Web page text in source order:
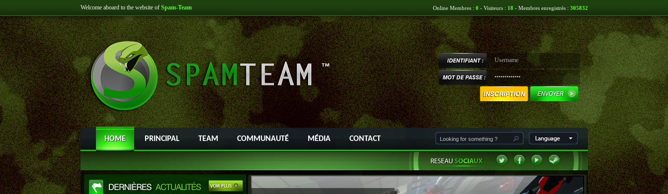
Welcome aboard to the website of Spam-Team Online Membres : 0 - Visiteurs : 18 - Membres enregistrés : 305832
HOME PRINCIPAL TEAM COMMUNAUTÉ MÉDIA CONTACT